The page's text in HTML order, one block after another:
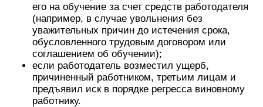
его на обучение за счет средств работодателя
(например, в случае увольнения без
уважительных причин до истечения срока,
обусловленного трудовым договором или
соглашением об обучении);
если работодатель возместил ущерб,
причиненный работником, третьим лицам и
предъявил иск в порядке регресса виновному
работнику.